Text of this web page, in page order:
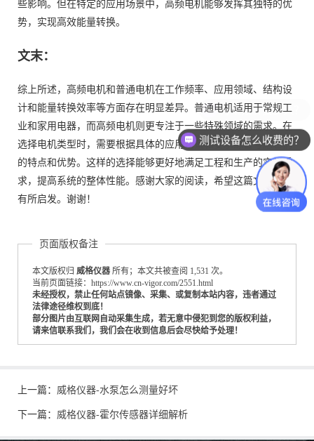
些影响。但在特定的应用场景中，高频电机能够发挥其独特的优
势，实现高效能量转换。
文末：
综上所述，高频电机和普通电机在工作频率、应用领域、结构设
计和能量转换效率等方面存在明显差异。普通电机适用于常规工
业和家用电器，而高频电机则更专注于一些特殊领域的需求。在
选择电机类型时，需要根据具体的应用场景和要求综合考虑它们
的特点和优势。这样的选择能够更好地满足工程和生产的实际需
求，提高系统的整体性能。感谢大家的阅读，希望这篇文章对你
有所启发。谢谢！
页面版权备注
本文版权归 威格仪器 所有；本文共被查阅 1,531 次。
当前页面链接：https://www.cn-vigor.com/2551.html
未经授权，禁止任何站点镜像、采集、或复制本站内容，违者通过
法律途径维权到底！
部分图片由互联网自动采集生成，若无意中侵犯到您的版权利益，
请来信联系我们，我们会在收到信息后会尽快给予处理！
上一篇： 威格仪器-水泵怎么测量好坏
下一篇： 威格仪器-霍尔传感器详细解析
测试设备怎么收费的？